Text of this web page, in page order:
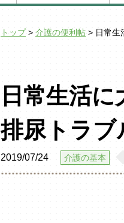
トップ> 介護の便利帖 > 日常生
日常生活
排尿トラブ
2019/07/24 介護の基本